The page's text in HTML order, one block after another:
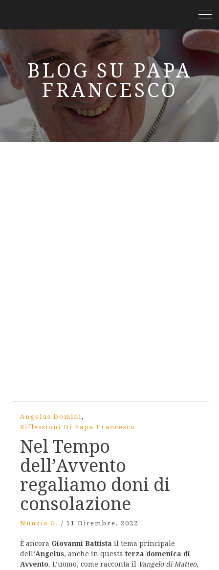
BLOG SU PAPA
FRANCESCO
Angelus Domini,
Riflessioni Di Papa Francesco
Nel Tempo
dell’Avvento
regaliamo doni di
consolazione
Nunzia G. / 11 Dicembre, 2022
È ancora Giovanni Battista il tema principale
dell’Angelus, anche in questa terza domenica di
Avvento. L’uomo, come racconta il Vangelo di Matteo,